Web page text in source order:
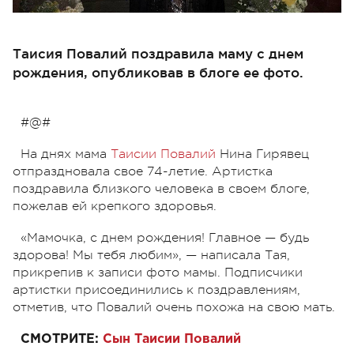
Таисия Повалий поздравила маму с днем
рождения, опубликовав в блоге ее фото.
#@#
На днях мама Таисии Повалий Нина Гирявец
отпраздновала свое 74-летие. Артистка
поздравила близкого человека в своем блоге,
пожелав ей крепкого здоровья.
«Мамочка, с днем рождения! Главное — будь
здорова! Мы тебя любим», — написала Тая,
прикрепив к записи фото мамы. Подписчики
артистки присоединились к поздравлениям,
отметив, что Повалий очень похожа на свою мать.
СМОТРИТЕ: Сын Таисии Повалий